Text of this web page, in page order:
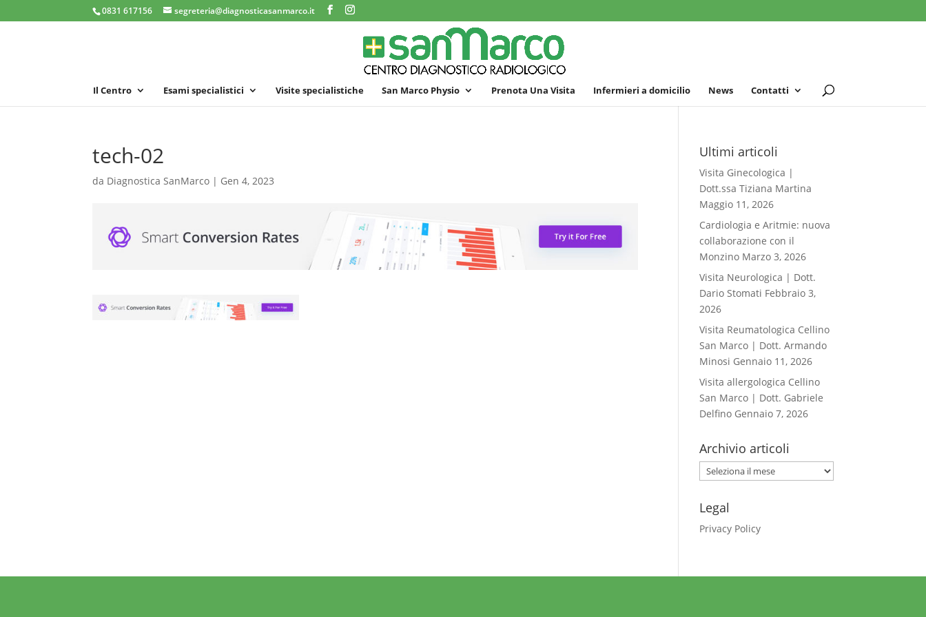
0831 617156 segreteria@diagnosticasanmarco.it
Il Centro Esami specialistici Visite specialistiche San Marco Physio Prenota Una Visita Infermieri a domicilio News Contatti
tech-02
da Diagnostica SanMarco | Gen 4, 2023
Ultimi articoli
Visita Ginecologica |
Dott.ssa Tiziana Martina
Maggio 11, 2026
Cardiologia e Aritmie: nuova
collaborazione con il
Monzino Marzo 3, 2026
Visita Neurologica | Dott.
Dario Stomati Febbraio 3,
2026
Visita Reumatologica Cellino
San Marco | Dott. Armando
Minosi Gennaio 11, 2026
Visita allergologica Cellino
San Marco | Dott. Gabriele
Delfino Gennaio 7, 2026
Archivio articoli
Archivio
articoli
Legal
Privacy Policy